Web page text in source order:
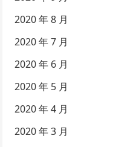
2020 年 8 月
2020 年 7 月
2020 年 6 月
2020 年 5 月
2020 年 4 月
2020 年 3 月